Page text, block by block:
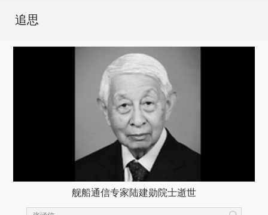
追思
舰船通信专家陆建勋院士逝世